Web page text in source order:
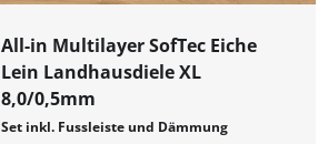
All-in Multilayer SofTec Eiche
Lein Landhausdiele XL
8,0/0,5mm
Set inkl. Fussleiste und Dämmung